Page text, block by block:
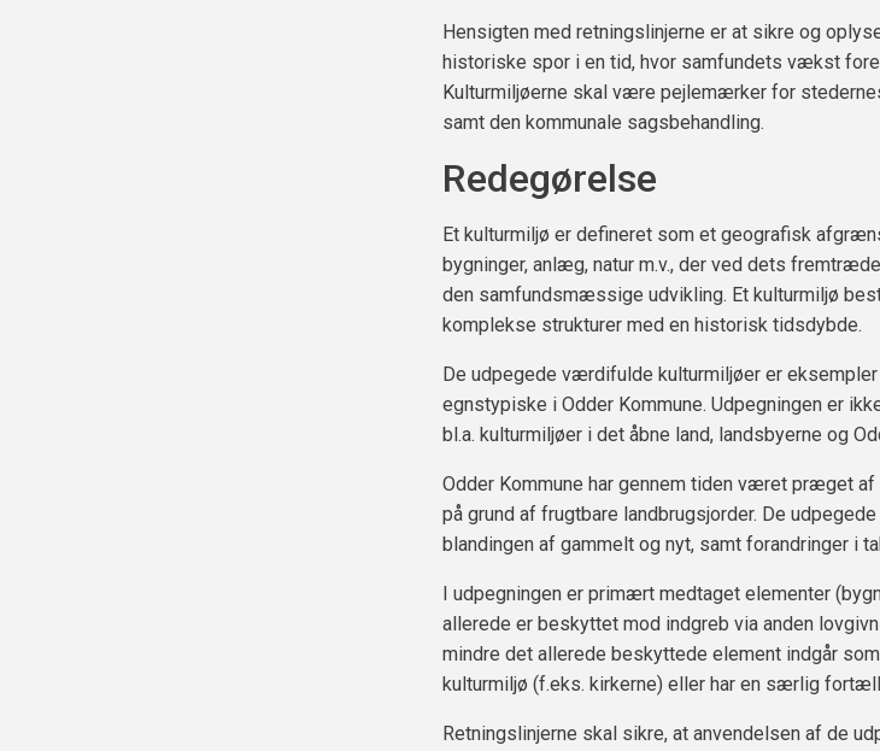
Hensigten med retningslinjerne er at sikre og
historiske spor i en tid, hvor samfundets vækst
Kulturmiljøerne skal være pejlemærker for
samt den kommunale sagsbehandling.
Redegørelse
Et kulturmiljø er defineret som et geografisk
bygninger, anlæg, natur m.v., der ved dets
den samfundsmæssige udvikling. Et kulturmiljø
komplekse strukturer med en historisk tidsdybde.
De udpegede værdifulde kulturmiljøer er
egnstypiske i Odder Kommune. Udpegningen er
bl.a. kulturmiljøer i det åbne land, landsbyerne og
Odder Kommune har gennem tiden været præget
på grund af frugtbare landbrugsjorder. De
blandingen af gammelt og nyt, samt forandringer i
I udpegningen er primært medtaget elementer
allerede er beskyttet mod indgreb via anden
mindre det allerede beskyttede element indgår
kulturmiljø (f.eks. kirkerne) eller har en særlig
Retningslinjerne skal sikre, at anvendelsen af de